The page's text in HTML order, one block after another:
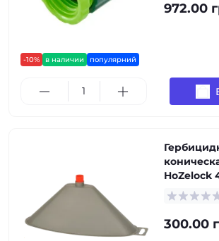
-10% в наличии популярний
972.00
HoZelock
300.00